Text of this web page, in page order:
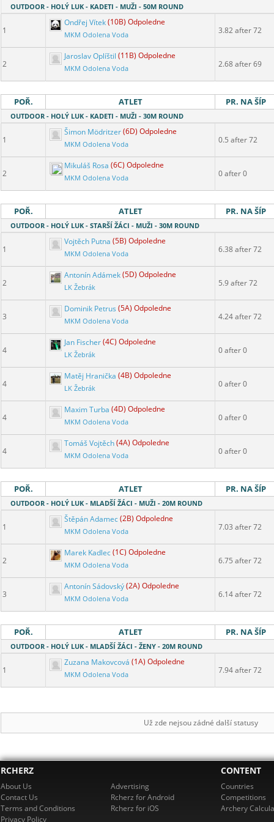
OUTDOOR - HOLÝ LUK - KADETI - MUŽI - 50M ROUND
1
Ondřej Vítek(10B) Odpoledne
MKM Odolena Voda 3.82 after 72
2
Jaroslav Oplíštil (11B) Odpoledne
MKM Odolena Voda 2.68 after 69
POŘ. ATLET PR. NA ŠÍP
OUTDOOR - HOLÝ LUK - KADETI - MUŽI - 30M ROUND
1
Šimon Mödritzer(6D) Odpoledne
MKM Odolena Voda 0.5 after 72
2
Mikuláš Rosa (6C) Odpoledne
MKM Odolena Voda 0 after 0
POŘ. ATLET PR. NA ŠÍP
OUTDOOR - HOLÝ LUK - STARŠÍ ŽÁCI - MUŽI - 30M ROUND
1
Vojtěch Putna (5B) Odpoledne
MKM Odolena Voda 6.38 after 72
2
Antonín Adámek(5D) Odpoledne
LK Žebrák 5.9 after 72
3
Dominik Petrus (5A) Odpoledne
MKM Odolena Voda 4.24 after 72
4
Jan Fischer(4C) Odpoledne
LK Žebrák 0 after 0
4
Matěj Hranička (4B) Odpoledne
LK Žebrák 0 after 0
4
Maxim Turba (4D) Odpoledne
MKM Odolena Voda 0 after 0
4
Tomáš Vojtěch(4A) Odpoledne
MKM Odolena Voda 0 after 0
POŘ. ATLET PR. NA ŠÍP
OUTDOOR - HOLÝ LUK - MLADŠÍ ŽÁCI - MUŽI - 20M ROUND
1
Štěpán Adamec(2B) Odpoledne
MKM Odolena Voda 7.03 after 72
2
Marek Kadlec(1C) Odpoledne
MKM Odolena Voda 6.75 after 72
3
Antonín Sádovský(2A) Odpoledne
MKM Odolena Voda 6.14 after 72
POŘ. ATLET PR. NA ŠÍP
OUTDOOR - HOLÝ LUK - MLADŠÍ ŽÁCI - ŽENY - 20M ROUND
1
Zuzana Makovcová (1A) Odpoledne
MKM Odolena Voda 7.94 after 72
Už zde nejsou zádné další statusy
RCHERZ
About Us
Contact Us
Terms and Conditions
Privacy Policy
Advertising
Rcherz for Android
Rcherz for iOS
CONTENT
Countries
Competitions
Archery